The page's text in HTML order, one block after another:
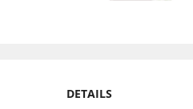
DETAILS